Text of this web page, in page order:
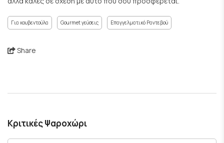
Για κουβεντούλα Gourmet γεύσεις Επαγγελματικό Ραντεβού
Share
Κριτικές Ψαροχώρι